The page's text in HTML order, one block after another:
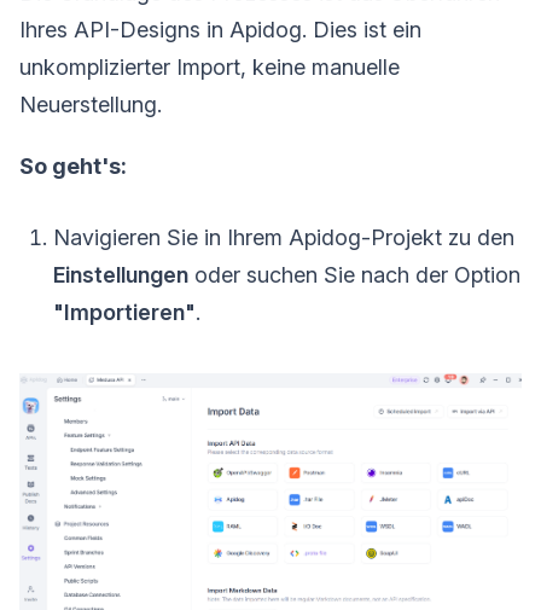
Ihres API-Designs in Apidog. Dies ist ein
unkomplizierter Import, keine manuelle
Neuerstellung.
So geht's:
Navigieren Sie in Ihrem Apidog-Projekt zu den
Einstellungen oder suchen Sie nach der Option
"Importieren".